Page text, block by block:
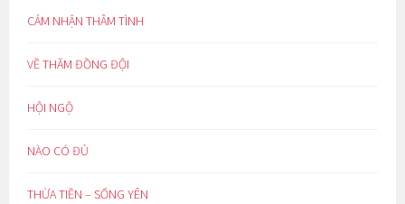
CẢM NHẬN THÂM TÌNH
VỀ THĂM ĐỒNG ĐỘI
HỘI NGỘ
NÀO CÓ ĐỦ
THỪA TIỀN – SỐNG YÊN